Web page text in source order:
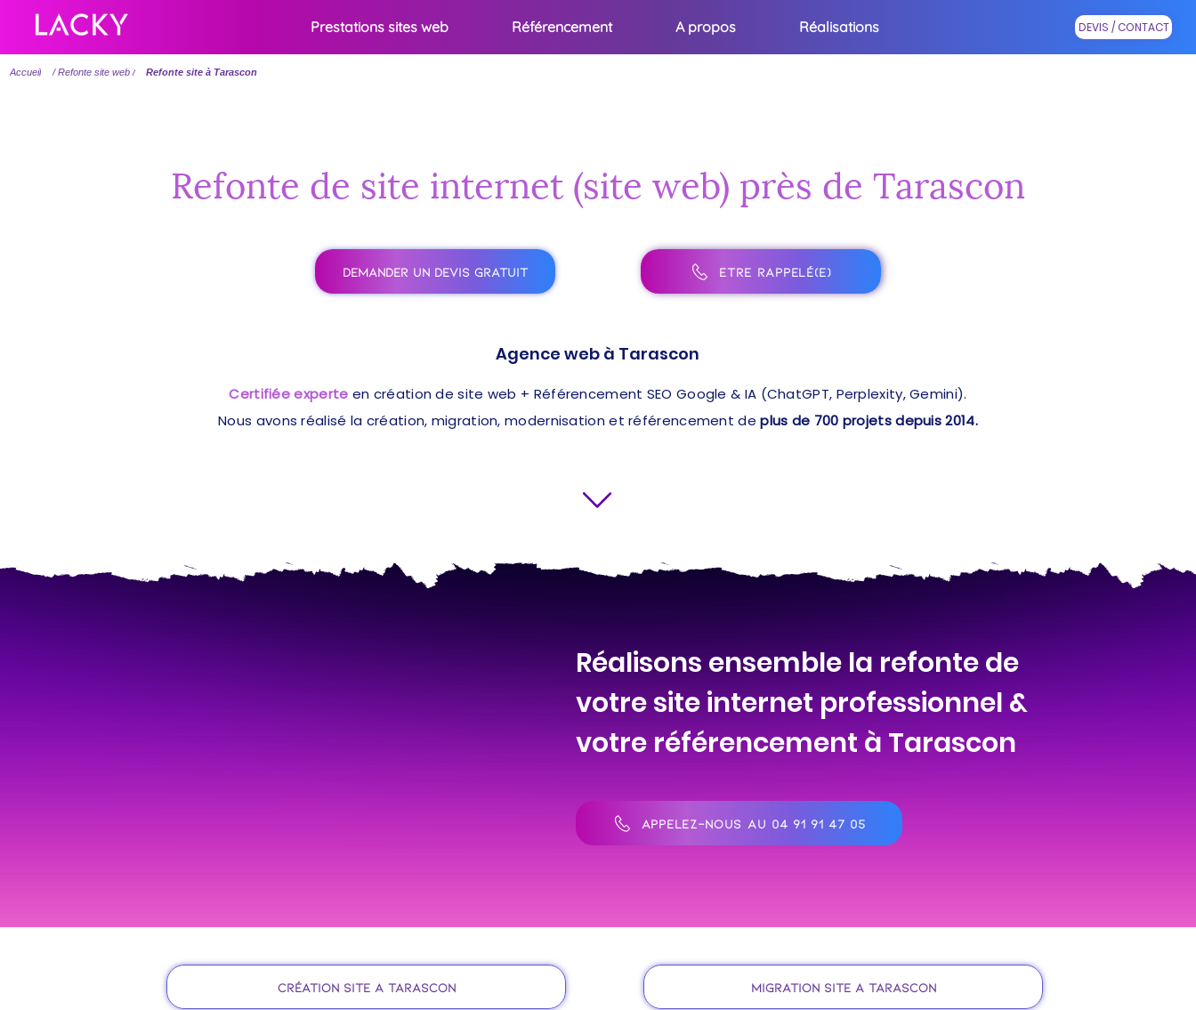
Prestations sites web Référencement A propos Réalisations DEVIS / CONTACT
Accueil / Refonte site web / Refonte site à Tarascon
Refonte de site internet (site web) près de Tarascon
DEMANDER UN DEVIS GRATUIT ÊTRE RAPPELÉ(E)
Agence web à Tarascon
Certifiée experte en création de site web + Référencement SEO Google & IA (ChatGPT, Perplexity, Gemini).
Nous avons réalisé la création, migration, modernisation et référencement de plus de 700 projets depuis 2014.
Réalisons ensemble la refonte de
votre site internet professionnel &
votre référencement à Tarascon
APPELEZ-NOUS AU 04 91 91 47 05
Création site à Tarascon Migration site à Tarascon